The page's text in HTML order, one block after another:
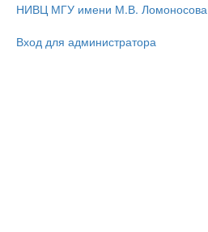
НИВЦ МГУ имени М.В. Ломоносова
Вход для администратора